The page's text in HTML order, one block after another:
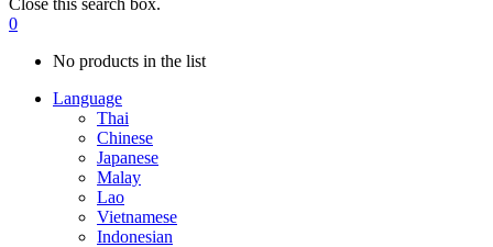
0
No products in the list
Language
Thai
Chinese
Japanese
Malay
Lao
Vietnamese
Indonesian